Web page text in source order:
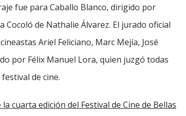
fue para Caballo Blanco, dirigido por
de Nathalie Álvarez. El jurado oficial
Ariel Feliciano, Marc Mejía, José
por Félix Manuel Lora, quien juzgó todas
de cine.
cuarta edición del Festival de Cine de Bellas